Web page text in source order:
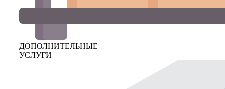
ДОПОЛНИТЕЛЬНЫЕ
УСЛУГИ